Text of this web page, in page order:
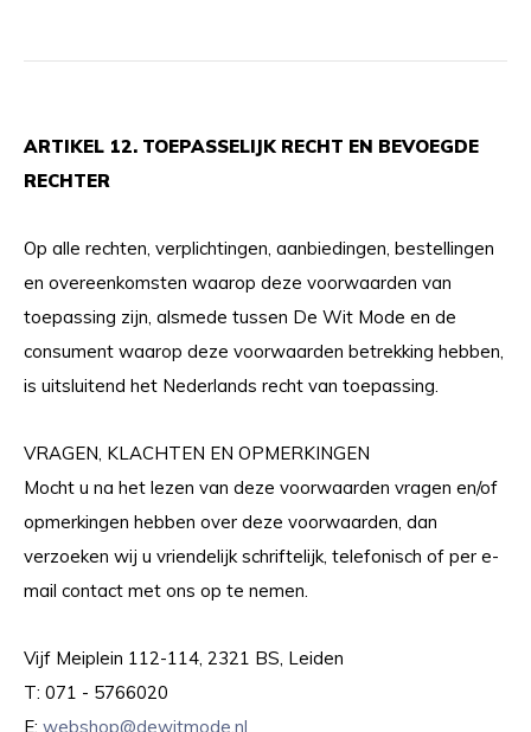
ARTIKEL 12. TOEPASSELIJK RECHT EN BEVOEGDE
RECHTER
Op alle rechten, verplichtingen, aanbiedingen, bestellingen
en overeenkomsten waarop deze voorwaarden van
toepassing zijn, alsmede tussen De Wit Mode en de
consument waarop deze voorwaarden betrekking hebben,
is uitsluitend het Nederlands recht van toepassing.
VRAGEN, KLACHTEN EN OPMERKINGEN
Mocht u na het lezen van deze voorwaarden vragen en/of
opmerkingen hebben over deze voorwaarden, dan
verzoeken wij u vriendelijk schriftelijk, telefonisch of per e-
mail contact met ons op te nemen.
Vijf Meiplein 112-114, 2321 BS, Leiden
T: 071 - 5766020
E: webshop@dewitmode.nl